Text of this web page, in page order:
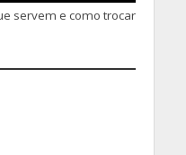
servem e como trocar